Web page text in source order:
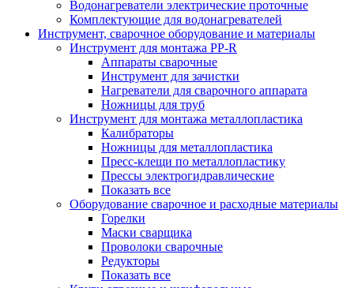
Водонагреватели электрические проточные
Комплектующие для водонагревателей
Инструмент, сварочное оборудование и материалы
Инструмент для монтажа PP-R
Аппараты сварочные
Инструмент для зачистки
Нагреватели для сварочного аппарата
Ножницы для труб
Инструмент для монтажа металлопластика
Калибраторы
Ножницы для металлопластика
Пресс-клещи по металлопластику
Прессы электрогидравлические
Показать все
Оборудование сварочное и расходные материалы
Горелки
Маски сварщика
Проволоки сварочные
Редукторы
Показать все